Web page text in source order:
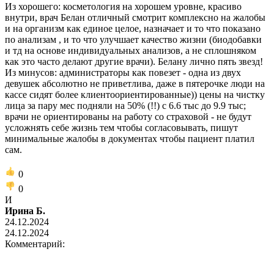
Из хорошего: косметология на хорошем уровне, красиво
внутри, врач Белан отличный смотрит комплексно на жалобы
и на организм как единое целое, назначает и то что показано
по анализам , и то что улучшает качество жизни (биодобавки
и тд на основе индивидуальных анализов, а не сплошняком
как это часто делают другие врачи). Белану лично пять звезд!
Из минусов: администраторы как повезет - одна из двух
девушек абсолютно не приветлива, даже в пятерочке люди на
кассе сидят более клиентоориентированные)) цены на чистку
лица за пару мес подняли на 50% (!!) с 6.6 тыс до 9.9 тыс;
врачи не ориентированы на работу со страховой - не будут
усложнять себе жизнь тем чтобы согласовывать, пишут
минимальные жалобы в документах чтобы пациент платил
сам.
0
0
И
Ирина Б.
24.12.2024
24.12.2024
Комментарий: